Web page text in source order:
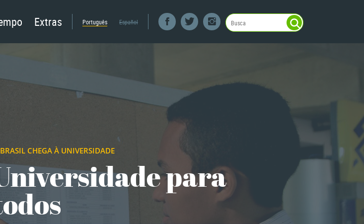
Extras Português Español
CHEGA À UNIVERSIDADE
para